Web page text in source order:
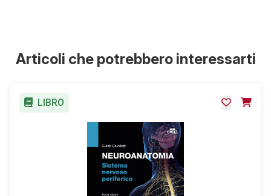
Articoli che potrebbero interessarti
LIBRO